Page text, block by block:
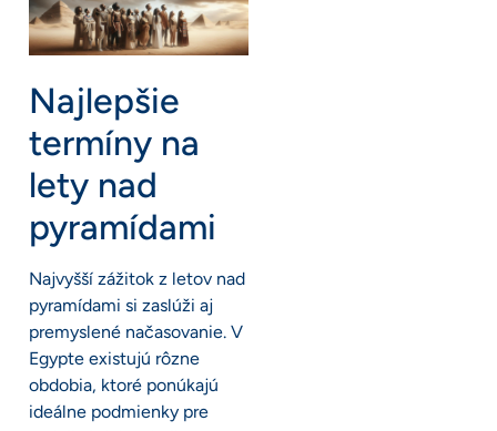
Najlepšie
termíny na
lety nad
pyramídami
Najvyšší zážitok z letov nad
pyramídami si zaslúži aj
premyslené načasovanie. V
Egypte existujú rôzne
obdobia, ktoré ponúkajú
ideálne podmienky pre